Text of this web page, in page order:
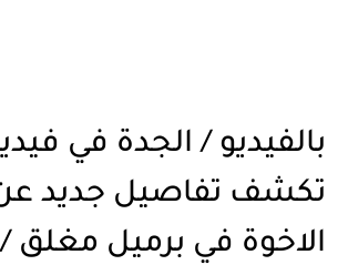
بالفيديو / الجدة في
تكشف تفاصيل جديد